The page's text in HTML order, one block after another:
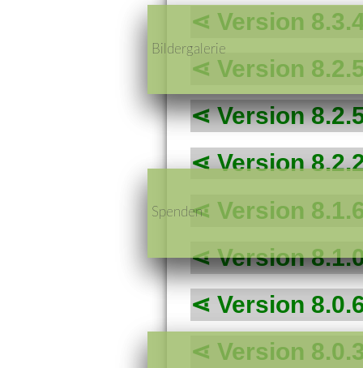
Bildergalerie
Spenden
Version
Version
Version
Version
Version
Version
Version
Version